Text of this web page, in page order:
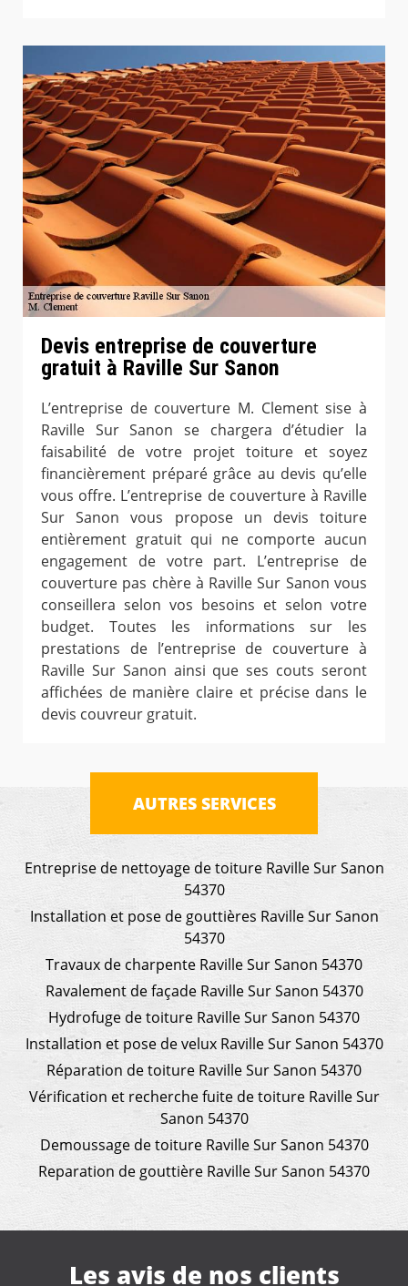
Devis entreprise de couverture
gratuit à Raville Sur Sanon
L’entreprise de couverture M. Clement sise à
Raville Sur Sanon se chargera d’étudier la
faisabilité de votre projet toiture et soyez
financièrement préparé grâce au devis qu’elle
vous offre. L’entreprise de couverture à Raville
Sur Sanon vous propose un devis toiture
entièrement gratuit qui ne comporte aucun
engagement de votre part. L’entreprise de
couverture pas chère à Raville Sur Sanon vous
conseillera selon vos besoins et selon votre
budget. Toutes les informations sur les
prestations de l’entreprise de couverture à
Raville Sur Sanon ainsi que ses couts seront
affichées de manière claire et précise dans le
devis couvreur gratuit.
AUTRES SERVICES
Entreprise de nettoyage de toiture Raville Sur Sanon
54370
Installation et pose de gouttières Raville Sur Sanon
54370
Travaux de charpente Raville Sur Sanon 54370
Ravalement de façade Raville Sur Sanon 54370
Hydrofuge de toiture Raville Sur Sanon 54370
Installation et pose de velux Raville Sur Sanon 54370
Réparation de toiture Raville Sur Sanon 54370
Vérification et recherche fuite de toiture Raville Sur
Sanon 54370
Demoussage de toiture Raville Sur Sanon 54370
Reparation de gouttière Raville Sur Sanon 54370
Les avis de nos clients